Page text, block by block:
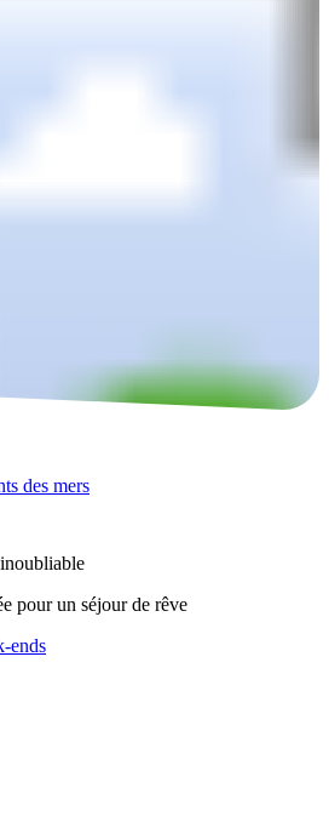
des mers
pour un séjour de rêve
ends